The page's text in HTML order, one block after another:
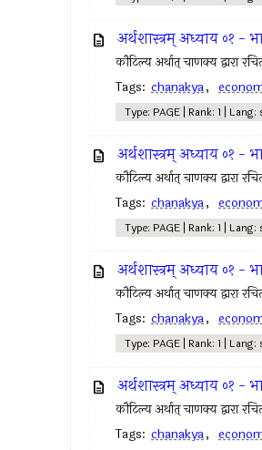
अर्थशास्त्रम् अध्याय ०१ -
कौटिल्य अर्थात् चाणक्य द्वारा
Tags: chanakya,
Type: PAGE | Rank: 1 | Lang:
अर्थशास्त्रम् अध्याय ०१ -
कौटिल्य अर्थात् चाणक्य द्वारा
Tags: chanakya,
Type: PAGE | Rank: 1 | Lang:
अर्थशास्त्रम् अध्याय ०१ -
कौटिल्य अर्थात् चाणक्य द्वारा
Tags: chanakya,
Type: PAGE | Rank: 1 | Lang:
अर्थशास्त्रम् अध्याय ०१ -
कौटिल्य अर्थात् चाणक्य द्वारा
Tags: chanakya,